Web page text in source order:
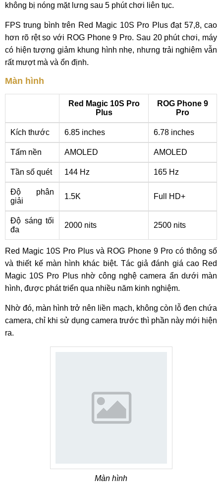
không bị nóng mặt lưng sau 5 phút chơi liên tục.
FPS trung bình trên Red Magic 10S Pro Plus đạt 57,8, cao
hơn rõ rệt so với ROG Phone 9 Pro. Sau 20 phút chơi, máy
có hiện tượng giảm khung hình nhẹ, nhưng trải nghiệm vẫn
rất mượt mà và ổn định.
Màn hình
Red Magic 10S Pro
Plus
ROG Phone 9
Pro
Kích thước 6.85 inches 6.78 inches
Tấm nền AMOLED AMOLED
Tần số quét 144 Hz 165 Hz
Độ phân
giải
1.5K Full HD+
Độ sáng tối
đa
2000 nits 2500 nits
Red Magic 10S Pro Plus và ROG Phone 9 Pro có thông số
và thiết kế màn hình khác biệt. Tác giả đánh giá cao Red
Magic 10S Pro Plus nhờ công nghệ camera ẩn dưới màn
hình, được phát triển qua nhiều năm kinh nghiệm.
Nhờ đó, màn hình trở nên liền mạch, không còn lỗ đen chứa
camera, chỉ khi sử dụng camera trước thì phần này mới hiện
ra.
Màn hình